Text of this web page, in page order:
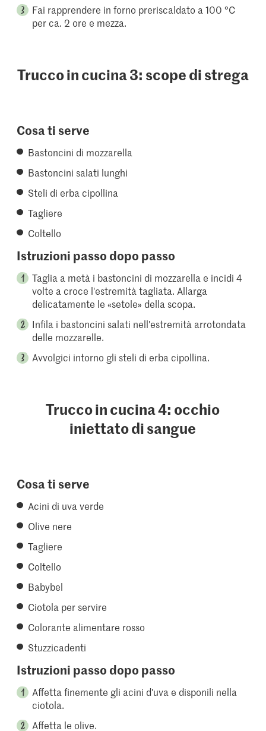
Fai rapprendere in forno preriscaldato a 100 °C
per ca. 2 ore e mezza.
Trucco in cucina 3: scope di strega
Cosa ti serve
Bastoncini di mozzarella
Bastoncini salati lunghi
Steli di erba cipollina
Tagliere
Coltello
Istruzioni passo dopo passo
Taglia a metà i bastoncini di mozzarella e incidi 4
volte a croce l'estremità tagliata. Allarga
delicatamente le «setole» della scopa.
Infila i bastoncini salati nell'estremità arrotondata
delle mozzarelle.
Avvolgici intorno gli steli di erba cipollina.
Trucco in cucina 4: occhio
iniettato di sangue
Cosa ti serve
Acini di uva verde
Olive nere
Tagliere
Coltello
Babybel
Ciotola per servire
Colorante alimentare rosso
Stuzzicadenti
Istruzioni passo dopo passo
Affetta finemente gli acini d'uva e disponili nella
ciotola.
Affetta le olive.